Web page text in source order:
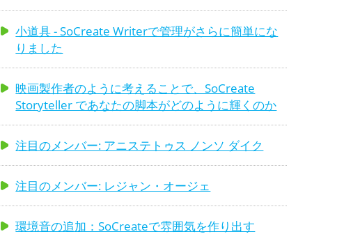
小道具 - SoCreate Writerで管理がさらに簡単にな
りました
映画製作者のように考えることで、SoCreate
Storyteller であなたの脚本がどのように輝くのか
注目のメンバー: アニステトゥス ノンソ ダイク
注目のメンバー: レジャン・オージェ
環境音の追加：SoCreateで雰囲気を作り出す